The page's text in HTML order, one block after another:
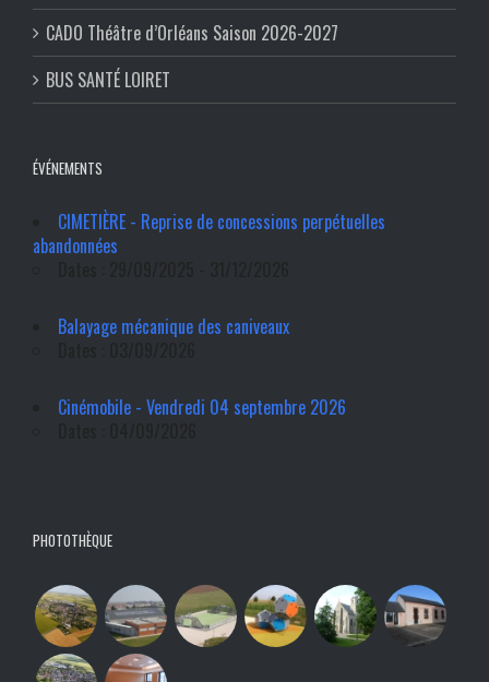
CADO Théâtre d’Orléans Saison 2026-2027
BUS SANTÉ LOIRET
ÉVÉNEMENTS
CIMETIÈRE - Reprise de concessions perpétuelles
abandonnées
Balayage mécanique des caniveaux
Cinémobile - Vendredi 04 septembre 2026
PHOTOTHÈQUE